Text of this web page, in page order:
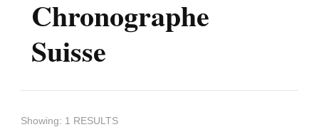
Chronographe
Suisse
Showing: 1 RESULTS